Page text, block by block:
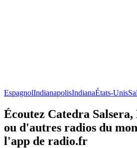
EspagnolIndianapolisIndianaÉtats-Unis
Écoutez Catedra
ou d'autres radios du
l'app de radio.fr